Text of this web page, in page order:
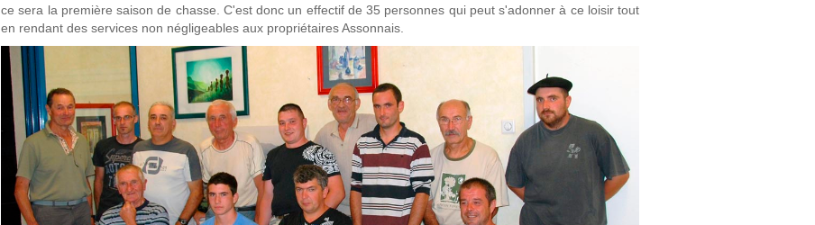
ce sera la première saison de chasse. C'est donc un effectif de 35 personnes qui peut s'adonner à ce loisir tout
en rendant des services non négligeables aux propriétaires Assonnais.